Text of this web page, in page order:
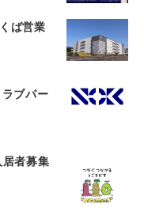
ば営業
ブパー
者募集